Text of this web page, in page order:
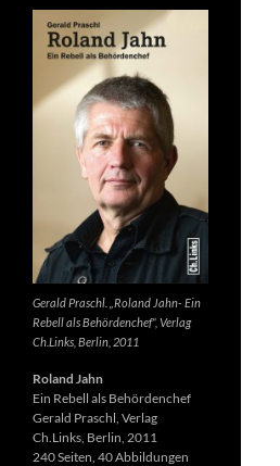
Gerald Praschl. „Roland Jahn- Ein
Rebell als Behördenchef“, Verlag
Ch.Links, Berlin, 2011
Roland Jahn
Ein Rebell als Behördenchef
Gerald Praschl, Verlag
Ch.Links, Berlin, 2011
240 Seiten, 40 Abbildungen